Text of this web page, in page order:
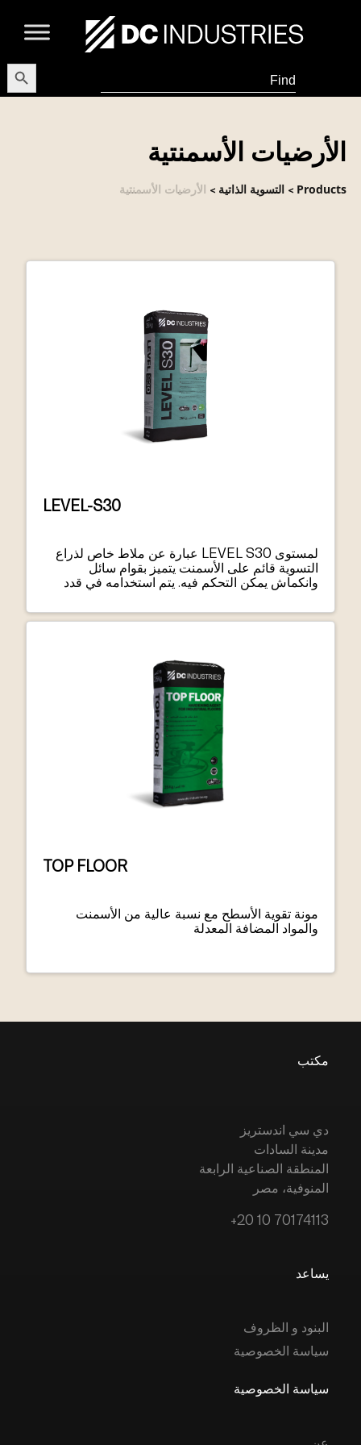
Search
for:
Button
الأرضيات الأسمنتية
Products
> التسوية الذاتية > الأرضيات الأسمنتية
LEVEL-S30
لمستوى LEVEL S30 عبارة عن ملاط خاص لذراع
التسوية قائم على الأسمنت يتميز بقوام سائل
وانكماش يمكن التحكم فيه. يتم استخدامه في قدد
والتجارية الداخلية. يتم تصنيف المستوى S30 على أنه
CT – C40 – F10 – A9 – A1 وفقًا لمعايير EN
TOP FLOOR
مونة تقوية الأسطح مع نسبة عالية من الأسمنت
والمواد المضافة المعدلة
مكتب
دي سي اندستريز
مدينة السادات
المنطقة الصناعية الرابعة
المنوفية، مصر
+20 10 70174113
يساعد
البنود و الظروف
سياسة الخصوصية
سياسة الخصوصية